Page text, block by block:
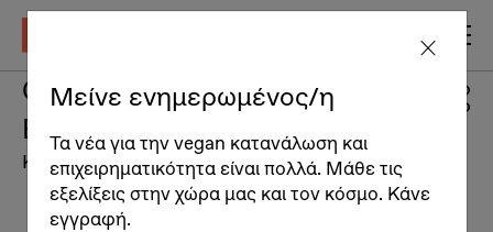
Organic herbal hair color
Brown
Καλλυντικά
Μείνε ενημερωμένος/η
Τα νέα για την vegan κατανάλωση και
επιχειρηματικότητα είναι πολλά. Μάθε τις
εξελίξεις στην χώρα μας και τον κόσμο. Κάνε
εγγραφή.